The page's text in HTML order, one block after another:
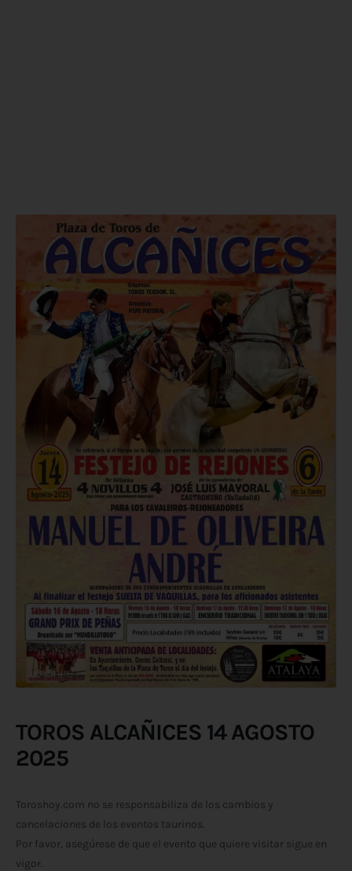
TOROS ALCAÑICES 14 AGOSTO
2025
Toroshoy.com no se responsabiliza de los cambios y
cancelaciones de los eventos taurinos.
Por favor, asegúrese de que el evento que quiere visitar sigue en
vigor.